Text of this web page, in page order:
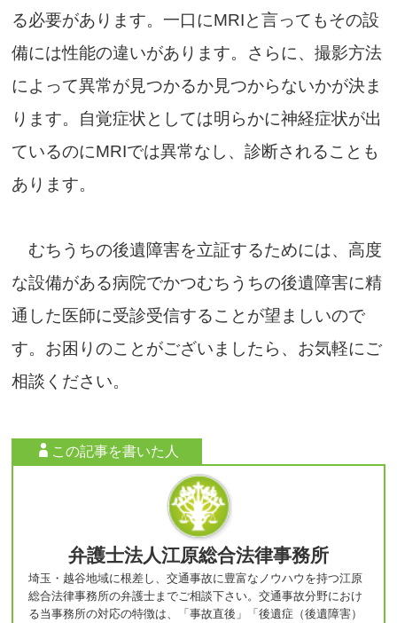
る必要があります。一口にMRIと言ってもその設
備には性能の違いがあります。さらに、撮影方法
によって異常が見つかるか見つからないかが決ま
ります。自覚症状としては明らかに神経症状が出
ているのにMRIでは異常なし、診断されることも
あります。
むちうちの後遺障害を立証するためには、高度
な設備がある病院でかつむちうちの後遺障害に精
通した医師に受診受信することが望ましいので
す。お困りのことがございましたら、お気軽にご
相談ください。
この記事を書いた人
弁護士法人江原総合法律事務所
埼玉・越谷地域に根差し、交通事故に豊富なノウハウを持つ江原
総合法律事務所の弁護士までご相談下さい。交通事故分野におけ
る当事務所の対応の特徴は、「事故直後」「後遺症（後遺障害）